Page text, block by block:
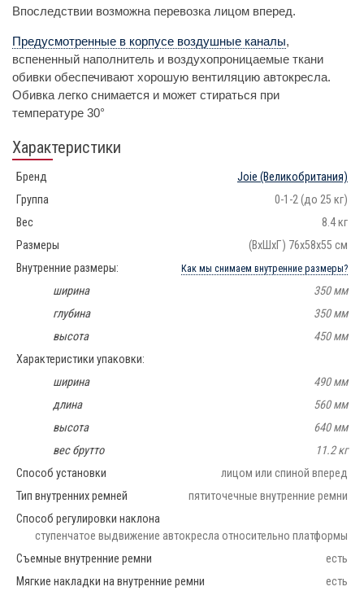
Впоследствии возможна перевозка лицом вперед.
Предусмотренные в корпусе воздушные каналы,
вспененный наполнитель и воздухопроницаемые ткани
обивки обеспечивают хорошую вентиляцию автокресла.
Обивка легко снимается и может стираться при
температуре 30°
Характеристики
Бренд Joie (Великобритания)
Группа
0-1-2 (до 25 кг)
Вес
8.4 кг
Размеры
(ВхШхГ) 76х58х55 см
Внутренние размеры:
Как мы снимаем внутренние размеры?
ширина
350 мм
глубина
350 мм
высота
450 мм
Характеристики упаковки:
ширина
490 мм
длина
560 мм
высота
640 мм
вес брутто
11.2 кг
Способ установки
лицом или спиной вперед
Тип внутренних ремней
пятиточечные внутренние ремни
Способ регулировки наклона
ступенчатое выдвижение автокресла относительно платформы
Съемные внутренние ремни
есть
Мягкие накладки на внутренние ремни
есть